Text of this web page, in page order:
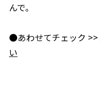
んで。
●あわせてチェック >>
い